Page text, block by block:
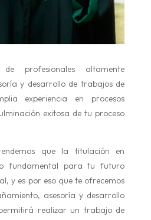
profesionales altamente
y desarrollo de trabajos de
experiencia en procesos
exitosa de tu proceso
que la titulación en
fundamental para tu futuro
y es por eso que te ofrecemos
asesoría y desarrollo
realizar un trabajo de